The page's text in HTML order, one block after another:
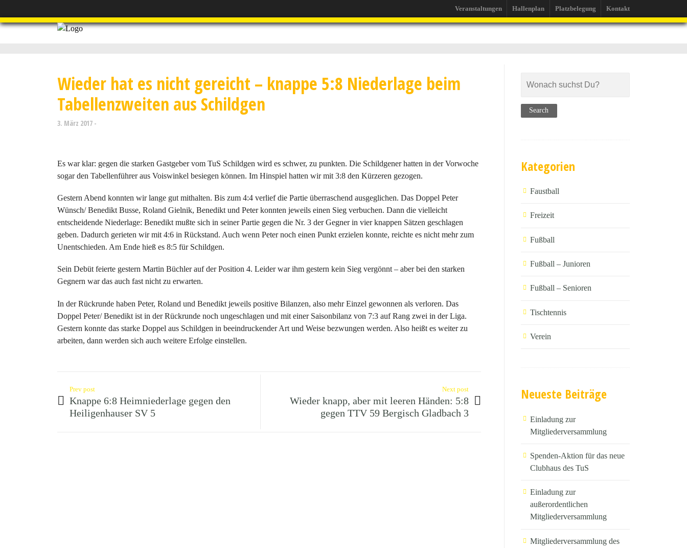
Veranstaltungen Hallenplan Platzbelegung Kontakt
Wieder hat es nicht gereicht – knappe 5:8 Niederlage beim
Tabellenzweiten aus Schildgen
3. März 2017
Es war klar: gegen die starken Gastgeber vom TuS Schildgen wird es schwer, zu punkten. Die Schildgener hatten in der Vorwoche
sogar den Tabellenführer aus Voiswinkel besiegen können. Im Hinspiel hatten wir mit 3:8 den Kürzeren gezogen.
Gestern Abend konnten wir lange gut mithalten. Bis zum 4:4 verlief die Partie überraschend ausgeglichen. Das Doppel Peter
Wünsch/ Benedikt Busse, Roland Gielnik, Benedikt und Peter konnten jeweils einen Sieg verbuchen. Dann die vielleicht
entscheidende Niederlage: Benedikt mußte sich in seiner Partie gegen die Nr. 3 der Gegner in vier knappen Sätzen geschlagen
geben. Dadurch gerieten wir mit 4:6 in Rückstand. Auch wenn Peter noch einen Punkt erzielen konnte, reichte es nicht mehr zum
Unentschieden. Am Ende hieß es 8:5 für Schildgen.
Sein Debüt feierte gestern Martin Büchler auf der Position 4. Leider war ihm gestern kein Sieg vergönnt – aber bei den starken
Gegnern war das auch fast nicht zu erwarten.
In der Rückrunde haben Peter, Roland und Benedikt jeweils positive Bilanzen, also mehr Einzel gewonnen als verloren. Das
Doppel Peter/ Benedikt ist in der Rückrunde noch ungeschlagen und mit einer Saisonbilanz von 7:3 auf Rang zwei in der Liga.
Gestern konnte das starke Doppel aus Schildgen in beeindruckender Art und Weise bezwungen werden. Also heißt es weiter zu
arbeiten, dann werden sich auch weitere Erfolge einstellen.
Prev post
Knappe 6:8 Heimniederlage gegen den
Heiligenhauser SV 5
Next post
Wieder knapp, aber mit leeren Händen: 5:8
gegen TTV 59 Bergisch Gladbach 3
Kategorien
Faustball
Freizeit
Fußball
Fußball – Junioren
Fußball – Senioren
Tischtennis
Verein
Neueste Beiträge
Einladung zur
Mitgliederversammlung
Spenden-Aktion für das neue
Clubhaus des TuS
Einladung zur
außerordentlichen
Mitgliederversammlung
Mitgliederversammlung des